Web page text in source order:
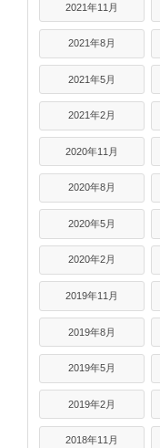
2021年11月
2021年8月
2021年5月
2021年2月
2020年11月
2020年8月
2020年5月
2020年2月
2019年11月
2019年8月
2019年5月
2019年2月
2018年11月